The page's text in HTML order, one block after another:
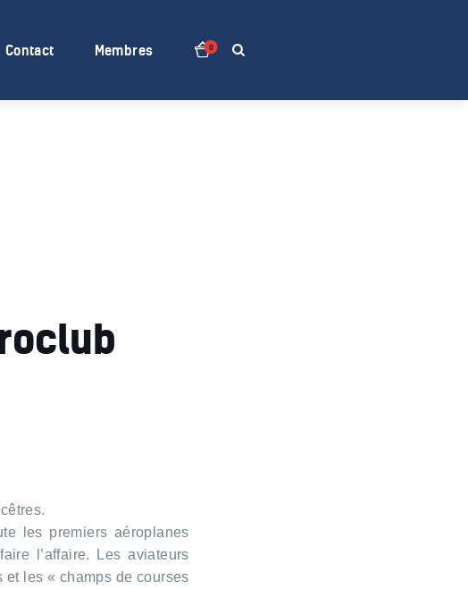
Contact Membres 0
les premiers aéroplanes
l’affaire. Les aviateurs
les « champs de courses